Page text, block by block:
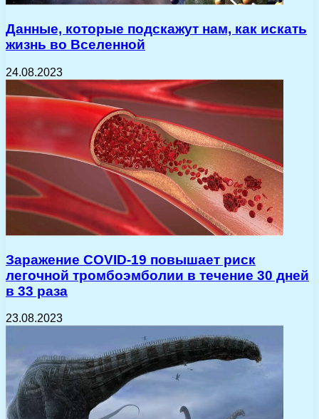
Данные, которые подскажут нам, как искать
жизнь во Вселенной
24.08.2023
Заражение COVID-19 повышает риск
легочной тромбоэмболии в течение 30 дней
в 33 раза
23.08.2023